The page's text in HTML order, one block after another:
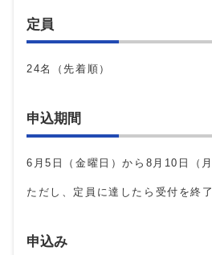
定員
24名（先着順）
申込期間
6月5日（金曜日）から8月10日（
ただし、定員に達したら受付を終
申込み